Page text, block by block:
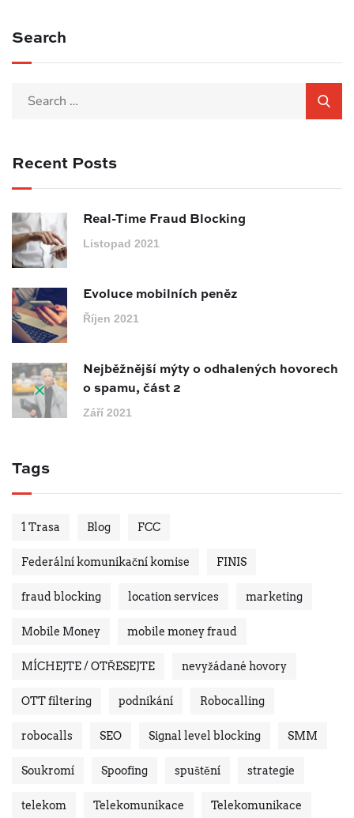
Search
Recent Posts
Real-Time Fraud Blocking
Listopad 2021
Evoluce mobilních peněz
Říjen 2021
Nejběžnější mýty o odhalených hovorech
o spamu, část 2
Září 2021
Tags
1 Trasa Blog FCC
Federální komunikační komise FINIS
fraud blocking location services marketing
Mobile Money mobile money fraud
MÍCHEJTE / OTŘESEJTE nevyžádané hovory
OTT filtering podnikání Robocalling
robocalls SEO Signal level blocking SMM
Soukromí Spoofing spuštění strategie
telekom Telekomunikace Telekomunikace